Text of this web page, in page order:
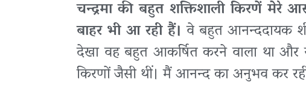
चन्द्रमा की बहुत शक्तिशाली किरणें
बाहर भी आ रही हैं।वे बहुत आनन्ददायक
देखा वह बहुत आकर्षित करने वाला था और
किरणों जैसी थीं। मैं आनन्द का अनुभव कर